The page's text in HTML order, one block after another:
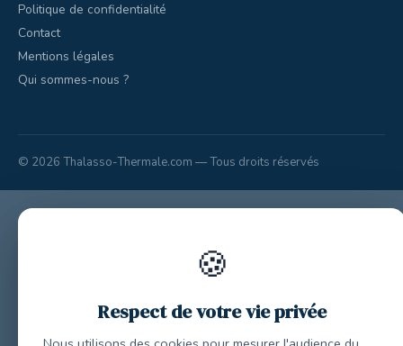
Politique de confidentialité
Contact
Mentions légales
Qui sommes-nous ?
© 2026 Thalasso-Thermale.com — Tous droits réservés
🍪
Respect de votre vie privée